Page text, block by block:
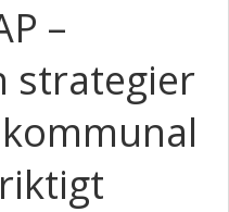
–
strategier